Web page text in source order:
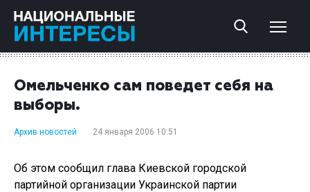
Омельченко сам поведет себя на
выборы.
Архив новостей 24 января 2006 10:51
Об этом сообщил глава Киевской городской
партийной организации Украинской партии